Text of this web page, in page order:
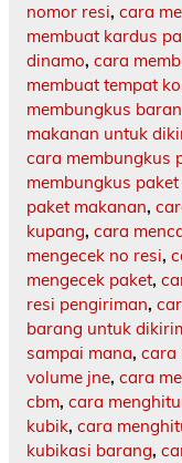
nomor resi, cara
membuat kardus
dinamo, cara
membuat tempat
membungkus
makanan untuk
cara membungkus
membungkus
paket makanan,
kupang, cara
mengecek no resi,
mengecek paket,
resi pengiriman,
barang untuk
sampai mana, cara
volume jne, cara
cbm, cara
kubik, cara
kubikasi barang,